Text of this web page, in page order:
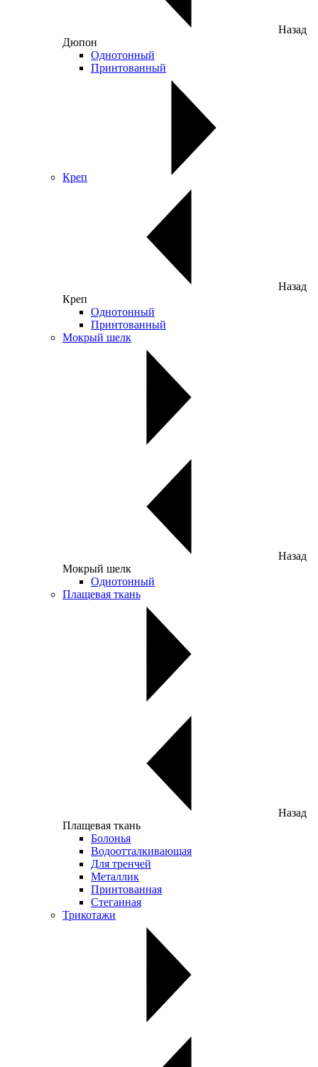
Назад
Дюпон
Однотонный
Принтованный
Креп
Назад
Креп
Однотонный
Принтованный
Мокрый шелк
Назад
Мокрый шелк
Однотонный
Плащевая ткань
Назад
Плащевая ткань
Болонья
Водоотталкивающая
Для тренчей
Металлик
Принтованная
Стеганная
Трикотажи